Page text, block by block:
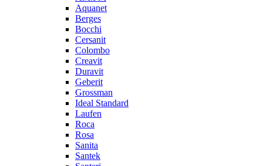
Aquanet
Berges
Bocchi
Cersanit
Colombo
Creavit
Duravit
Geberit
Grossman
Ideal Standard
Laufen
Roca
Rosa
Sanita
Santek